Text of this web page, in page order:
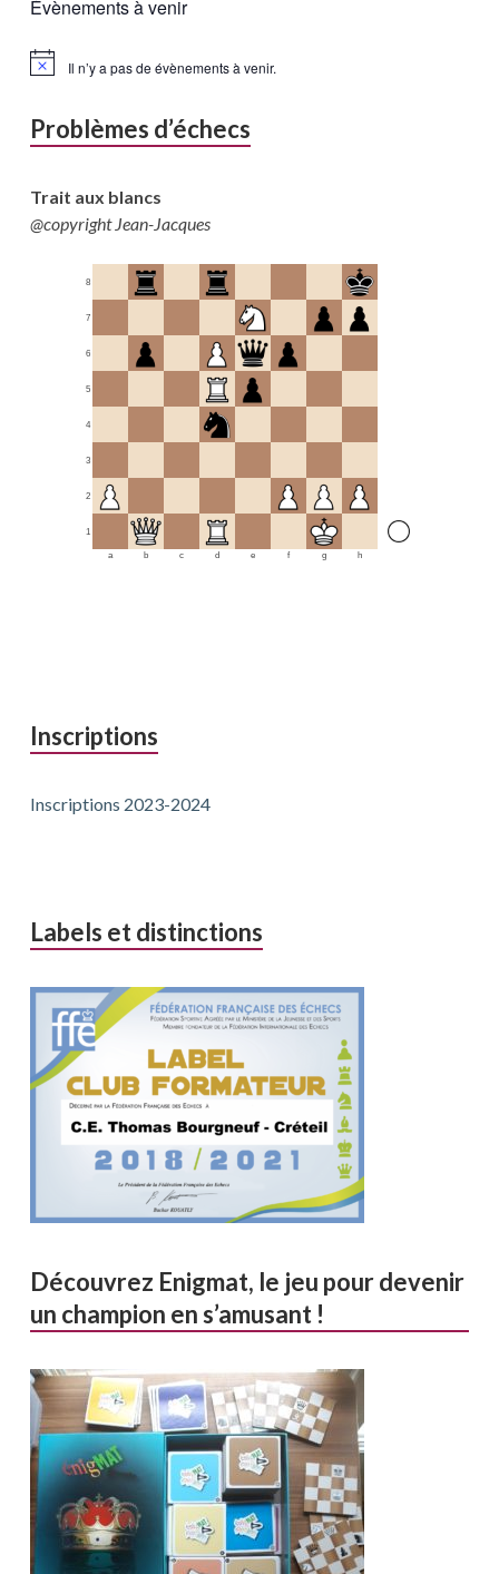
Évènements à venir
Il n’y a pas de évènements à venir.
Problèmes d’échecs
Trait aux blancs
@copyright Jean-Jacques
1
2
3
4
5
6
7
8
a b c d e f g h
Inscriptions
Inscriptions 2023-2024
Labels et distinctions
Découvrez Enigmat, le jeu pour devenir
un champion en s’amusant !